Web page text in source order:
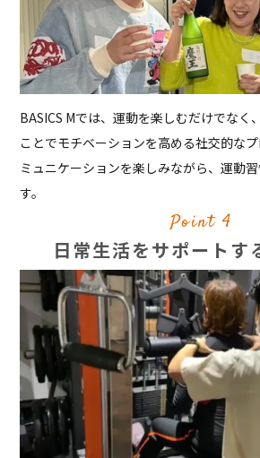
BASICS Mでは、運動を楽しむだけでなく
ことでモチベーションを高める社交的な
ミュニケーションを楽しみながら、運動
す。
Point 4
日常生活をサポートす